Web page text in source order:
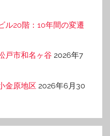
ル20階：10年間の変遷
戸市和名ヶ谷 2026年7
金原地区 2026年6月30